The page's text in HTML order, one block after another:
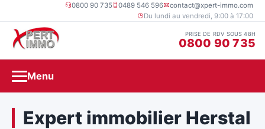
0800 90 735 0489 546 596
contact@xpert-immo.com
Du lundi au vendredi, 9:00 à 17:00
PRISE DE RDV SOUS 48H
0800 90 735
Menu
Expert immobilier Herstal